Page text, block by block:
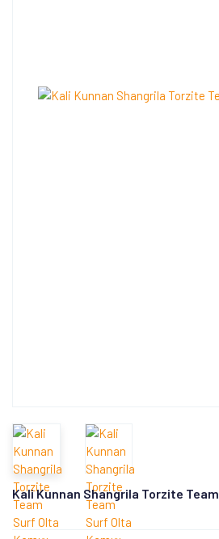
Kali Kunnan Shangrila Torzite Team